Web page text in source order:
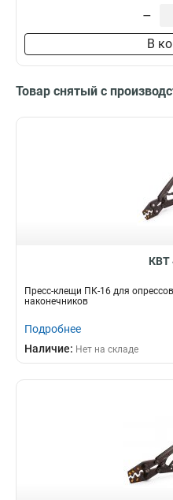
–
В
Товар снятый с
КВТ
Пресс-клещи ПК-16 для
наконечников
Подробнее
Наличие: Нет на складе